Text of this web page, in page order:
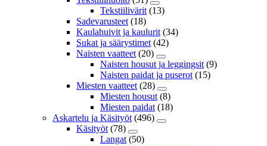
Tekstiilivärit (13)
Sadevarusteet (18)
Kaulahuivit ja kaulurit (34)
Sukat ja säärystimet (42)
Naisten vaatteet (20)
Naisten housut ja leggingsit (9)
Naisten paidat ja puserot (15)
Miesten vaatteet (28)
Miesten housut (8)
Miesten paidat (18)
Askartelu ja Käsityöt (496)
Käsityöt (78)
Langat (50)